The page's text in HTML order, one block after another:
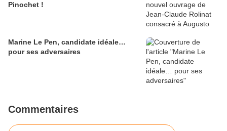
Pinochet !
Marine Le Pen, candidate idéale…
pour ses adversaires
Commentaires